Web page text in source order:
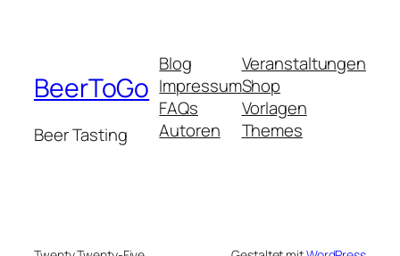
BeerToGo
Beer Tasting
Blog
Impressum
FAQs
Autoren
Veranstaltungen
Shop
Vorlagen
Themes